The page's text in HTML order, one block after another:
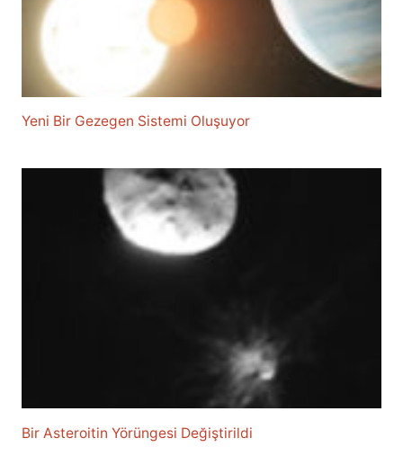
Yeni Bir Gezegen Sistemi Oluşuyor
Bir Asteroitin Yörüngesi Değiştirildi